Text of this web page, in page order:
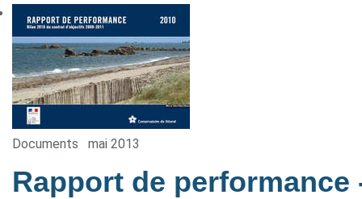
Documents mai 2013
Rapport de performance